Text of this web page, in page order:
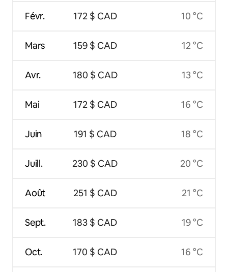
Févr.
Mars
Avr.
Mai
Juin
Juill.
Août
Sept.
Oct.
172 $ CAD
159 $ CAD
180 $ CAD
172 $ CAD
191 $ CAD
230 $ CAD
251 $ CAD
183 $ CAD
170 $ CAD
10 °C
12 °C
13 °C
16 °C
18 °C
20 °C
21 °C
19 °C
16 °C